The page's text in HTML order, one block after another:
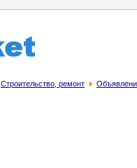
Строительство, ремонт